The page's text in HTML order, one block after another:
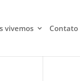
vivemos Contato